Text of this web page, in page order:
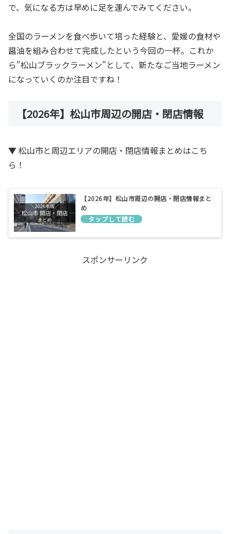
で、気になる方は早めに足を運んでみてください。
全国のラーメンを食べ歩いて培った経験と、愛媛の食材や
醤油を組み合わせて完成したという今回の一杯。これか
ら”松山ブラックラーメン”として、新たなご当地ラーメン
になっていくのか注目ですね！
【2026年】松山市周辺の開店・閉店情報
▼ 松山市と周辺エリアの開店・閉店情報まとめはこち
ら！
【2026年】松山市周辺の開店・閉店情報まと
め
スポンサーリンク